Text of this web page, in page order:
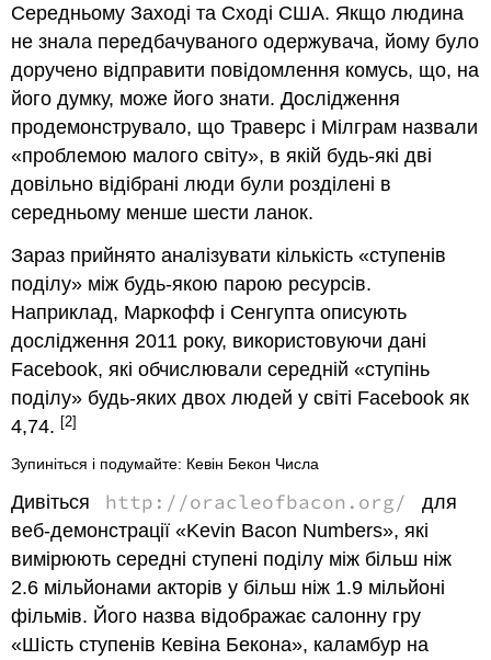
Середньому Заході та Сході США. Якщо людина
не знала передбачуваного одержувача, йому було
доручено відправити повідомлення комусь, що, на
його думку, може його знати. Дослідження
продемонструвало, що Траверс і Мілграм назвали
«проблемою малого світу», в якій будь-які дві
довільно відібрані люди були розділені в
середньому менше шести ланок.
Зараз прийнято аналізувати кількість «ступенів
поділу» між будь-якою парою ресурсів.
Наприклад, Маркофф і Сенгупта описують
дослідження2011 року, використовуючи дані
Facebook, які обчислювали середній «ступінь
поділу» будь-яких двох людей у світі Facebook як
4,74. [2]
Зупиніться і подумайте: Кевін Бекон Числа
Дивіться http://oracleofbacon.org/
для
веб-демонстрації «Kevin Bacon Numbers», які
вимірюють середні ступені поділу між більш ніж
2.6 мільйонами акторів у більш ніж 1.9 мільйоні
фільмів. Його назва відображає салонну гру
«Шість ступенів Кевіна Бекона», каламбур на